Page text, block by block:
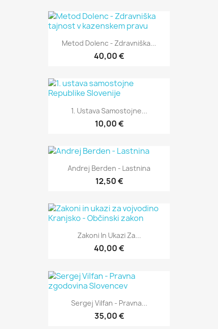
Metod Dolenc - Zdravniška...
40,00 €
1. Ustava Samostojne...
10,00 €
Andrej Berden - Lastnina
12,50 €
Zakoni In Ukazi Za...
40,00 €
Sergej Vilfan - Pravna...
35,00 €